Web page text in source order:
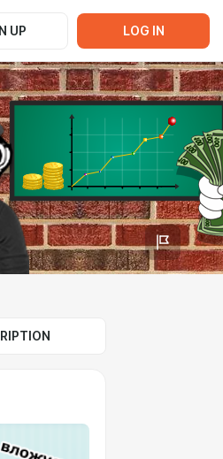
UP LOG IN